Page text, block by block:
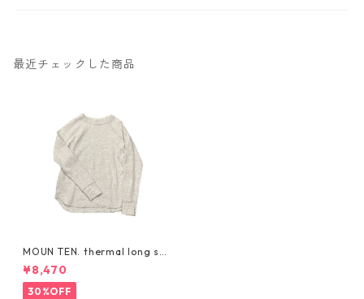
最近チェックした商品
MOUN TEN. thermal long sl
eeve 0サイズ [MT100-16
04b］
¥8,470
30%OFF